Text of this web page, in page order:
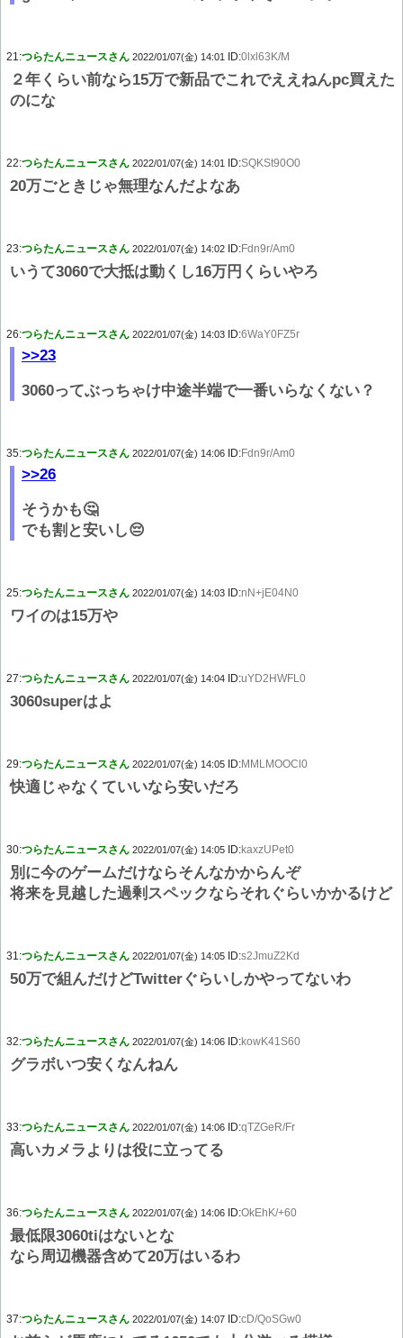
21:つらたんニュースさん 2022/01/07(金) 14:01 ID:0lxl63K/M
２年くらい前なら15万で新品でこれでええねんpc買えた
のにな
22:つらたんニュースさん 2022/01/07(金) 14:01 ID:SQKSt90O0
20万ごときじゃ無理なんだよなあ
23:つらたんニュースさん 2022/01/07(金) 14:02 ID:Fdn9r/Am0
いうて3060で大抵は動くし16万円くらいやろ
26:つらたんニュースさん 2022/01/07(金) 14:03 ID:6WaY0FZ5r
>>23
3060ってぶっちゃけ中途半端で一番いらなくない？
35:つらたんニュースさん 2022/01/07(金) 14:06 ID:Fdn9r/Am0
>>26
そうかも🤔
でも割と安いし😔
25:つらたんニュースさん 2022/01/07(金) 14:03 ID:nN+jE04N0
ワイのは15万や
27:つらたんニュースさん 2022/01/07(金) 14:04 ID:uYD2HWFL0
3060superはよ
29:つらたんニュースさん 2022/01/07(金) 14:05 ID:MMLMOOCl0
快適じゃなくていいなら安いだろ
30:つらたんニュースさん 2022/01/07(金) 14:05 ID:kaxzUPet0
別に今のゲームだけならそんなかからんぞ
将来を見越した過剰スペックならそれぐらいかかるけど
31:つらたんニュースさん 2022/01/07(金) 14:05 ID:s2JmuZ2Kd
50万で組んだけどTwitterぐらいしかやってないわ
32:つらたんニュースさん 2022/01/07(金) 14:06 ID:kowK41S60
グラボいつ安くなんねん
33:つらたんニュースさん 2022/01/07(金) 14:06 ID:qTZGeR/Fr
高いカメラよりは役に立ってる
36:つらたんニュースさん 2022/01/07(金) 14:06 ID:OkEhK/+60
最低限3060tiはないとな
なら周辺機器含めて20万はいるわ
37:つらたんニュースさん 2022/01/07(金) 14:07 ID:cD/QoSGw0